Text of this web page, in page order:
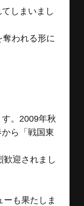
しまいまし
われる形に
。2009年秋
ら「戦国東
迎されまし
も果たしま